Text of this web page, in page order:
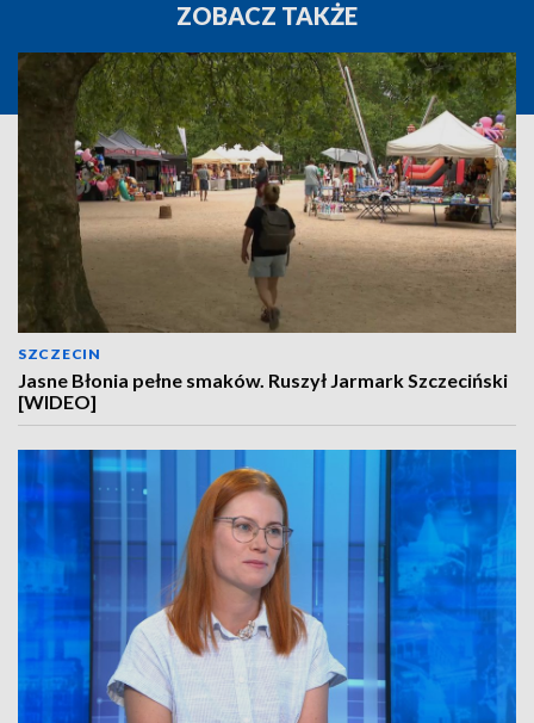
ZOBACZ TAKŻE
SZCZECIN
Jasne Błonia pełne smaków. Ruszył Jarmark Szczeciński
[WIDEO]